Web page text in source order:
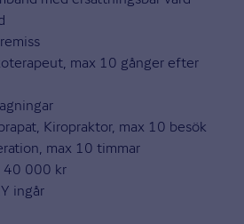
max 10 gånger efter
Kiropraktor, max 10 besök
max 10 timmar
40 000 kr
ingår